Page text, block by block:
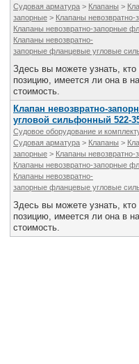
Судовая арматура > Клапаны >
запорные > Клапаны
Клапаны невозвратно-запорные
Клапаны невозвратно-
запорные фланцевые угловые
Здесь вы можете узнать,
позицию, имеется ли она в
стоимость.
Клапан невозвратно-
угловой сильфонный 522-
Судовое оборудование и
Судовая арматура > Клапаны >
запорные > Клапаны
Клапаны невозвратно-запорные
Клапаны невозвратно-
запорные фланцевые угловые
Здесь вы можете узнать,
позицию, имеется ли она в
стоимость.